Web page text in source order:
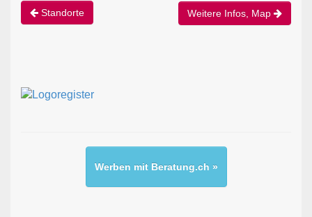
Standorte Weitere Infos, Map
Werben mit Beratung.ch »